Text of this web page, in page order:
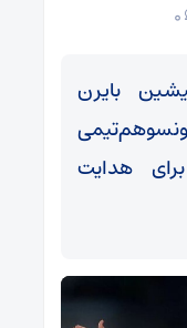
۰
بایرن
هدایت